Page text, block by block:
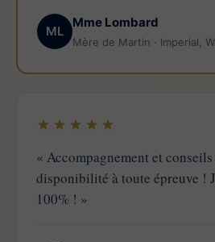
ML
Mme Lombard
Mère de Martin · Imperial,
★★★★★
« Accompagnement et
disponibilité à toute épreuve !
100% ! »